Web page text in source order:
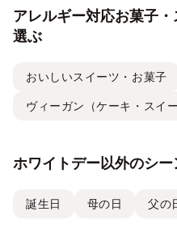
アレルギー対応お菓子
選ぶ
おいしいスイーツ・お菓子
ヴィーガン（ケーキ・スイ
ホワイトデー以外のシ
誕生日 母の日 父の